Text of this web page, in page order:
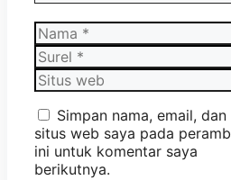
Nama
Surel
Situs
web
Simpan nama, email, dan
situs web saya pada
ini untuk komentar saya
berikutnya.